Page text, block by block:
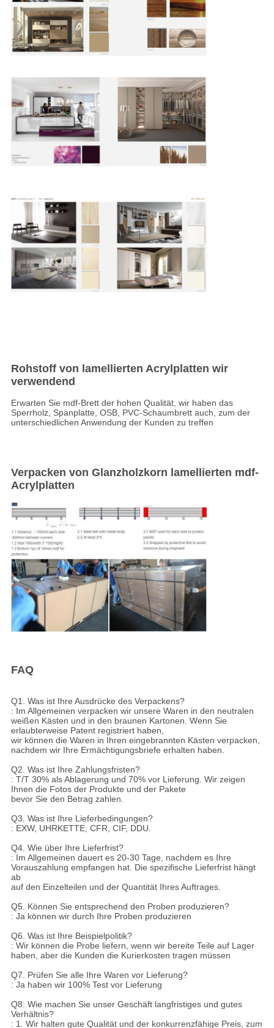
Rohstoff von lamellierten Acrylplatten wir
verwendend
Erwarten Sie mdf-Brett der hohen Qualität, wir haben das
Sperrholz, Spanplatte, OSB, PVC-Schaumbrett auch, zum der
unterschiedlichen Anwendung der Kunden zu treffen
Verpacken von Glanzholzkorn lamellierten mdf-
Acrylplatten
FAQ
Q1. Was ist Ihre Ausdrücke des Verpackens?
: Im Allgemeinen verpacken wir unsere Waren in den neutralen
weißen Kästen und in den braunen Kartonen. Wenn Sie
erlaubterweise Patent registriert haben,
wir können die Waren in Ihren eingebrannten Kästen verpacken,
nachdem wir Ihre Ermächtigungsbriefe erhalten haben.
Q2. Was ist Ihre Zahlungsfristen?
: T/T 30% als Ablagerung und 70% vor Lieferung. Wir zeigen
Ihnen die Fotos der Produkte und der Pakete
bevor Sie den Betrag zahlen.
Q3. Was ist Ihre Lieferbedingungen?
: EXW, UHRKETTE, CFR, CIF, DDU.
Q4. Wie über Ihre Lieferfrist?
: Im Allgemeinen dauert es 20-30 Tage, nachdem es Ihre
Vorauszahlung empfangen hat. Die spezifische Lieferfrist hängt
ab
auf den Einzelteilen und der Quantität Ihres Auftrages.
Q5. Können Sie entsprechend den Proben produzieren?
: Ja können wir durch Ihre Proben produzieren
Q6. Was ist Ihre Beispielpolitik?
: Wir können die Probe liefern, wenn wir bereite Teile auf Lager
haben, aber die Kunden die Kurierkosten tragen müssen
Q7. Prüfen Sie alle Ihre Waren vor Lieferung?
: Ja haben wir 100% Test vor Lieferung
Q8: Wie machen Sie unser Geschäft langfristiges und gutes
Verhältnis?
: 1. Wir halten gute Qualität und der konkurrenzfähige Preis, zum